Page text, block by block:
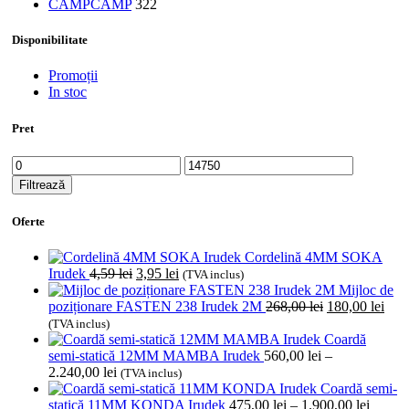
CAMPCAMP 322
Disponibilitate
Promoții
In stoc
Pret
Preț
minim
Preț
maxim
Filtrează
Oferte
Cordelină 4MM SOKA
Irudek 4,59lei Prețul
inițial
a
4,59 lei.
3,95 lei Prețul
curent
este:
(TVA inclus)
Mijloc de
poziționare FASTEN 238 Irudek 2M 268,00lei Prețul
a
fost:
180,00 lei
(TVA inclus)
Coardă
semi-statică 12MM MAMBA Irudek 560,00 lei –
2.240,00 lei Interval
de
prețuri:
(TVA inclus)
Coardă semi-
statică 11MM KONDA Irudek 475,00 lei – 1.900,00 lei